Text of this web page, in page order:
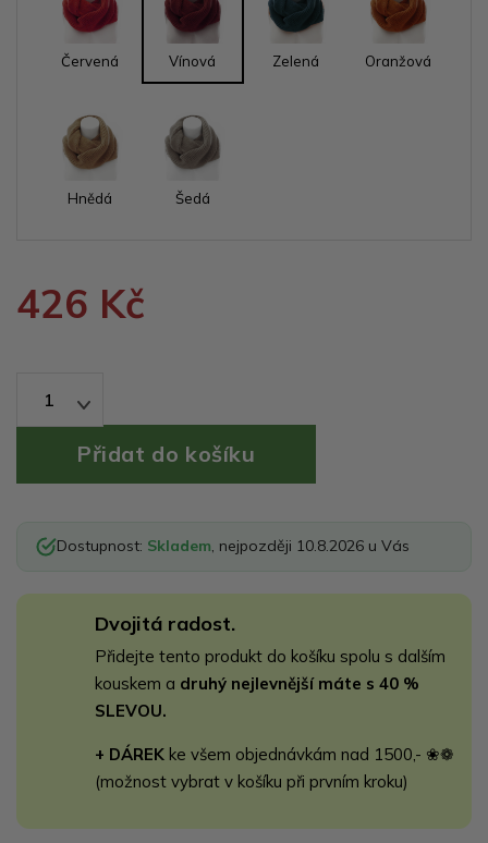
Červená Vínová Zelená Oranžová
Hnědá Šedá
426 Kč
1
Dostupnost: Skladem, nejpozději 10.8.2026 u Vás
Dvojitá radost.
Přidejte tento produkt do košíku spolu s dalším
kouskem a druhý nejlevnější máte s 40 %
SLEVOU.
+ DÁREK ke všem objednávkám nad 1500,- ❀❁
(možnost vybrat v košíku při prvním kroku)